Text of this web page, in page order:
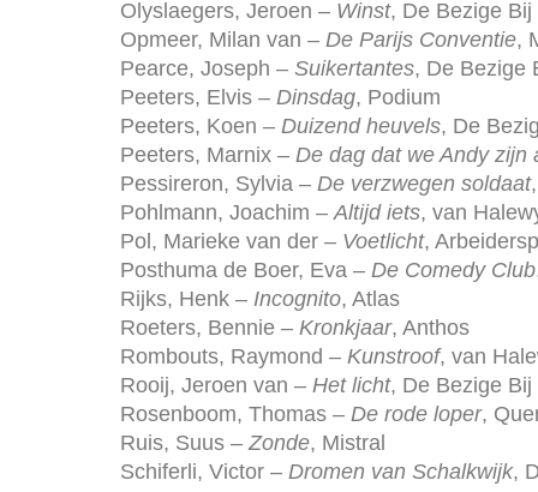
Olyslaegers, Jeroen – Winst, De Bezige Bij
Opmeer, Milan van – De Parijs Conventie,
Pearce, Joseph – Suikertantes, De Bezige
Peeters, Elvis – Dinsdag, Podium
Peeters, Koen – Duizend heuvels, De
Peeters, Marnix – De dag dat we Andy zijn
Pessireron, Sylvia – De verzwegen soldaat
Pohlmann, Joachim –Altijd iets, van
Pol, Marieke van der – Voetlicht,
Posthuma de Boer, Eva – De Comedy Club
Rijks, Henk – Incognito, Atlas
Roeters, Bennie – Kronkjaar, Anthos
Rombouts, Raymond – Kunstroof, van
Rooij, Jeroen van – Het licht, De Bezige Bij
Rosenboom, Thomas – De rode loper,
Ruis, Suus –Zonde, Mistral
Schiferli, Victor – Dromen van Schalkwijk,